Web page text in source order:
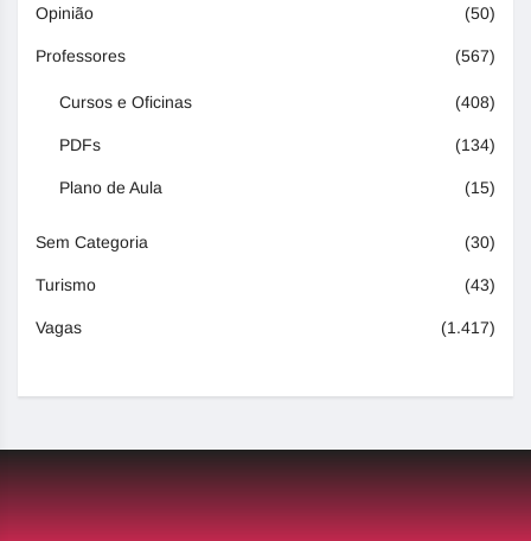
Opinião (50)
Professores (567)
Cursos e Oficinas (408)
PDFs (134)
Plano de Aula (15)
Sem Categoria (30)
Turismo (43)
Vagas (1.417)